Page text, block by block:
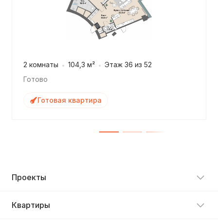
2 комнаты 104,3 м²
Этаж 36 из 52
Готово
Готовая квартира
Проекты
Квартиры